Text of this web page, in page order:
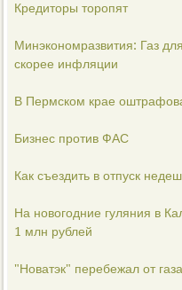
Кредиторы торопят
Минэкономразвития: Газ
скорее инфляции
В Пермском крае
Бизнес против ФАС
Как съездить в отпуск
На новогодние гуляния в
1 млн рублей
"Новатэк" перебежал от